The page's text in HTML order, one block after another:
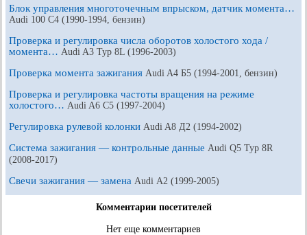
Блок управления многоточечным впрыском, датчик момента…
Audi 100 С4 (1990-1994, бензин)
Проверка и регулировка числа оборотов холостого хода /
момента… Audi A3 Typ 8L (1996-2003)
Проверка момента зажигания Audi A4 Б5 (1994-2001, бензин)
Проверка и регулировка частоты вращения на режиме
холостого… Audi A6 С5 (1997-2004)
Регулировка рулевой колонки Audi A8 Д2 (1994-2002)
Система зажигания — контрольные данные Audi Q5 Typ 8R
(2008-2017)
Свечи зажигания — замена Audi А2 (1999-2005)
Комментарии посетителей
Нет еще комментариев